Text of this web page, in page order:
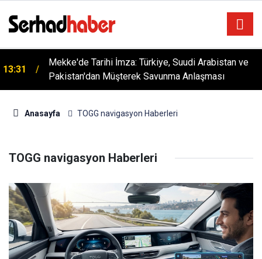
Pakistan'dan Müşterek Savunma Anlaşması
18:28
YÜSİAD’dan Sanayiye Güçlü Destek: Ayhan
Bayram’dan Davut Tatar’a Ziyaret
Anasayfa TOGG navigasyon Haberleri
TOGG navigasyon Haberleri